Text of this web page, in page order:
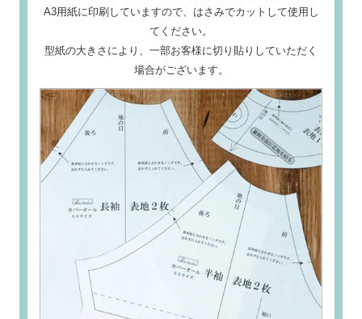
A3用紙に印刷していますので、はさみでカットして使用し
てください。
型紙の大きさにより、一部お客様に切り貼りしていただく
場合がございます。